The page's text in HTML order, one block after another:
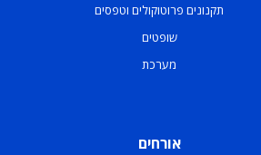
תקנונים פרוטוקולים וטפסים
שופטים
מערכת
אורחים